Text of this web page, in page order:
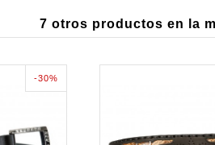
7 otros productos en la
-30%